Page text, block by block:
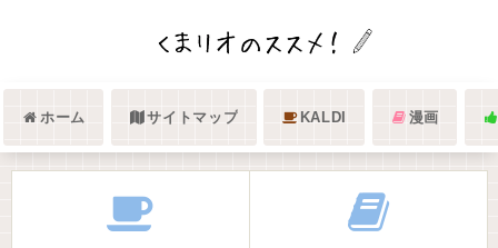
ホーム サイトマップ KALDI 漫画